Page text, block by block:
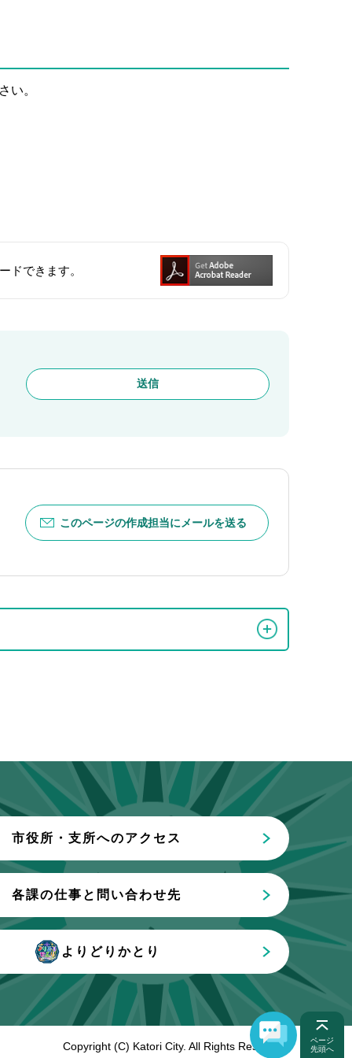
い。
ドできます。
このページの作成担当にメールを送る
市役所・支所へのアクセス
各課の仕事と問い合わせ先
よりどりかとり
Copyright (C) Katori City. All Rights Reserved.
ページ
先頭へ